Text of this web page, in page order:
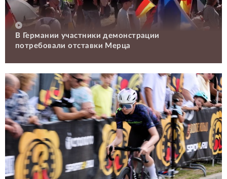
В Германии участники демонстрации
потребовали отставки Мерца